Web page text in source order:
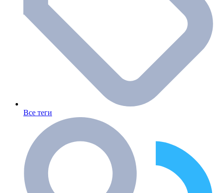
Все теги